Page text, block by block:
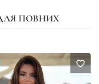
ПОВНИХ